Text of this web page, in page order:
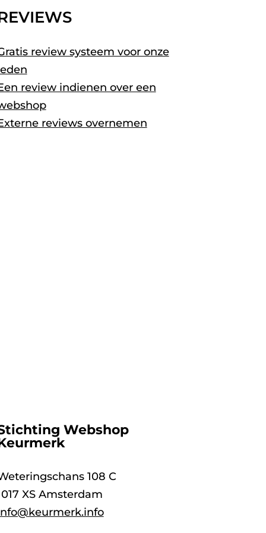
review systeem voor onze
review indienen over een
reviews overnemen
Webshop
108 C
XS Amsterdam